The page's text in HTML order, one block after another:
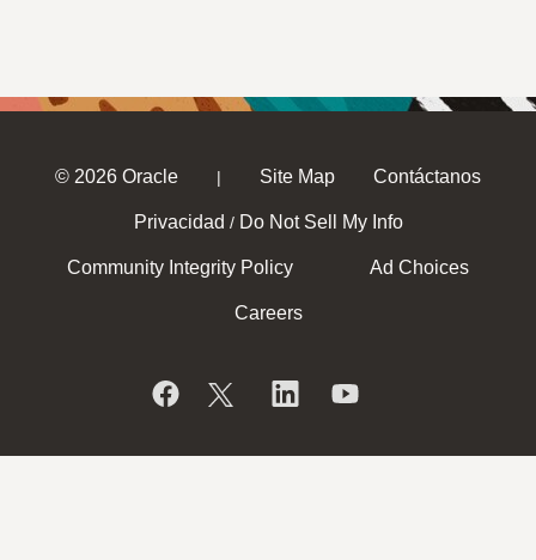
© 2026 Oracle | Site Map Contáctanos
Privacidad / Do Not Sell My Info
Community Integrity Policy Ad Choices
Careers